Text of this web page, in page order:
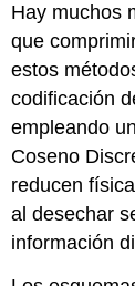
Hay muchos
que
estos
codificación
empleando
Coseno
reducen
al desechar
información